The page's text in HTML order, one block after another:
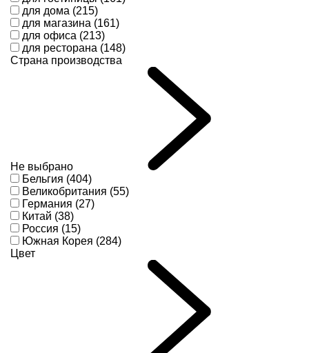
для дома (215)
для магазина (161)
для офиса (213)
для ресторана (148)
Страна производства
Не выбрано
Бельгия (404)
Великобритания (55)
Германия (27)
Китай (38)
Россия (15)
Южная Корея (284)
Цвет